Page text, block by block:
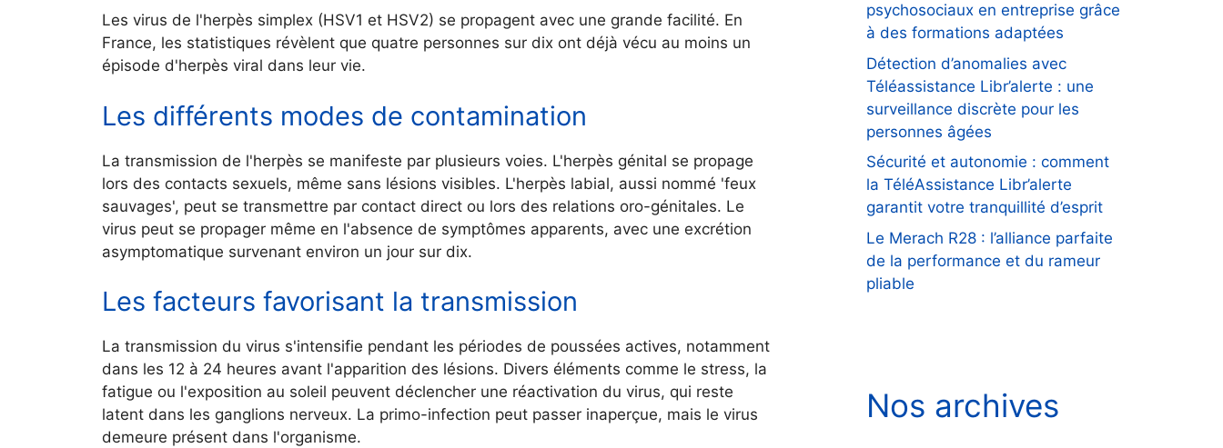
Les virus de l'herpès simplex (HSV1 et HSV2) se propagent avec une grande facilité. En
France, les statistiques révèlent que quatre personnes sur dix ont déjà vécu au moins un
épisode d'herpès viral dans leur vie.
Les différents modes de contamination
La transmission de l'herpès se manifeste par plusieurs voies. L'herpès génital se propage
lors des contacts sexuels, même sans lésions visibles. L'herpès labial, aussi nommé 'feux
sauvages', peut se transmettre par contact direct ou lors des relations oro-génitales. Le
virus peut se propager même en l'absence de symptômes apparents, avec une excrétion
asymptomatique survenant environ un jour sur dix.
Les facteurs favorisant la transmission
La transmission du virus s'intensifie pendant les périodes de poussées actives, notamment
dans les 12 à 24 heures avant l'apparition des lésions. Divers éléments comme le stress, la
fatigue ou l'exposition au soleil peuvent déclencher une réactivation du virus, qui reste
latent dans les ganglions nerveux. La primo-infection peut passer inaperçue, mais le virus
demeure présent dans l'organisme.
psychosociaux en entreprise grâce
à des formations adaptées
Détection d’anomalies avec
Téléassistance Libr’alerte : une
surveillance discrète pour les
personnes âgées
Sécurité et autonomie : comment
la TéléAssistance Libr’alerte
garantit votre tranquillité d’esprit
Le Merach R28 : l’alliance parfaite
de la performance et du rameur
pliable
Nos archives